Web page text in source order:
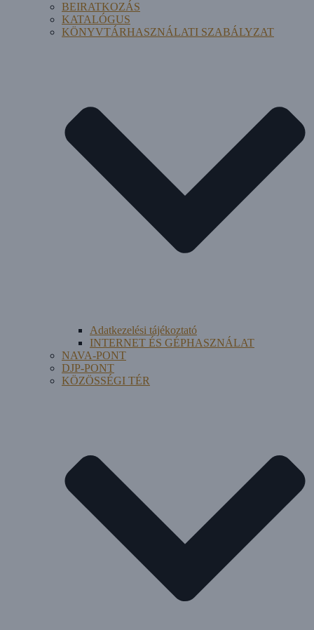
BEIRATKOZÁS
KATALÓGUS
KÖNYVTÁRHASZNÁLATI SZABÁLYZAT
Adatkezelési tájékoztató
INTERNET ÉS GÉPHASZNÁLAT
NAVA-PONT
DJP-PONT
KÖZÖSSÉGI TÉR